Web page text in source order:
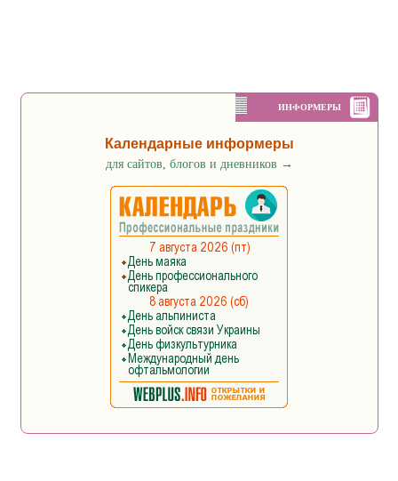
ИНФОРМЕРЫ
Календарные информеры
для сайтов, блогов и дневников →